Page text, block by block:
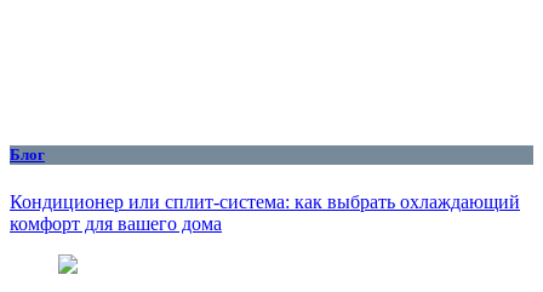
Блог
Кондиционер или сплит-система: как выбрать охлаждающий
комфорт для вашего дома